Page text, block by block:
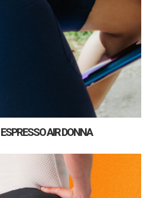
ESPRESSOAIR DONNA